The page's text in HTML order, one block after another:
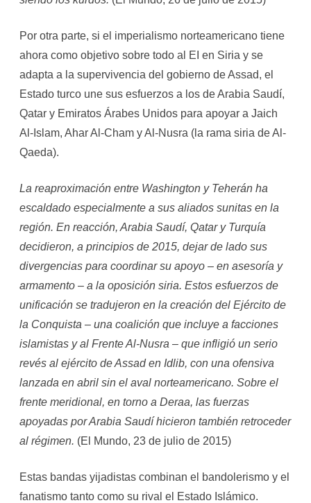
Por otra parte, si el imperialismo norteamericano tiene
ahora como objetivo sobre todo al EI en Siria y se
adapta a la supervivencia del gobierno de Assad, el
Estado turco une sus esfuerzos a los de Arabia Saudí,
Qatar y Emiratos Árabes Unidos para apoyar a Jaich
Al-Islam, Ahar Al-Cham y Al-Nusra (la rama siria de Al-
Qaeda).
La reaproximación entre Washington y Teherán ha
escaldado especialmente a sus aliados sunitas en la
región. En reacción, Arabia Saudí, Qatar y Turquía
decidieron, a principios de 2015, dejar de lado sus
divergencias para coordinar su apoyo – en asesoría y
armamento – a la oposición siria. Estos esfuerzos de
unificación se tradujeron en la creación del Ejército de
la Conquista – una coalición que incluye a facciones
islamistas y al Frente Al-Nusra – que infligió un serio
revés al ejército de Assad en Idlib, con una ofensiva
lanzada en abril sin el aval norteamericano. Sobre el
frente meridional, en torno a Deraa, las fuerzas
apoyadas por Arabia Saudí hicieron también retroceder
al régimen. (El Mundo, 23 de julio de 2015)
Estas bandas yijadistas combinan el bandolerismo y el
fanatismo tanto como su rival el Estado Islámico.